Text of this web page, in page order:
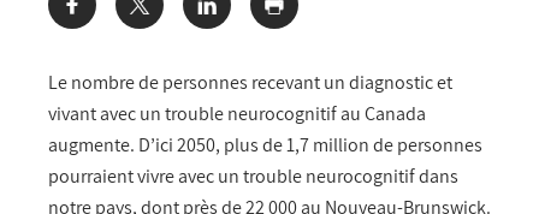
Le nombre de personnes recevant un diagnostic et
vivant avec un trouble neurocognitif au Canada
augmente. D’ici 2050, plus de 1,7 million de personnes
pourraient vivre avec un trouble neurocognitif dans
notre pays, dont près de 22 000 au Nouveau-Brunswick.
Share: